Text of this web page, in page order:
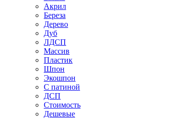
Акрил
Береза
Дерево
Дуб
ЛДСП
Массив
Пластик
Шпон
Экошпон
С патиной
ДСП
Стоимость
Дешевые